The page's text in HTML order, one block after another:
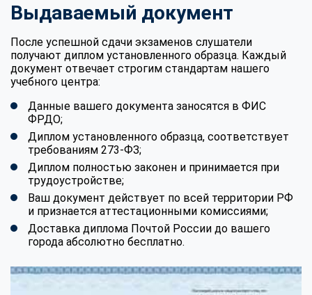
Выдаваемый документ
После успешной сдачи экзаменов слушатели
получают диплом установленного образца. Каждый
документ отвечает строгим стандартам нашего
учебного центра:
Данные вашего документа заносятся в ФИС
ФРДО;
Диплом установленного образца, соответствует
требованиям 273-ФЗ;
Диплом полностью законен и принимается при
трудоустройстве;
Ваш документ действует по всей территории РФ
и признается аттестационными комиссиями;
Доставка диплома Почтой России до вашего
города абсолютно бесплатно.